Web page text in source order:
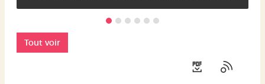
Tout voir